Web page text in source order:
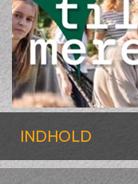
INDHOLD